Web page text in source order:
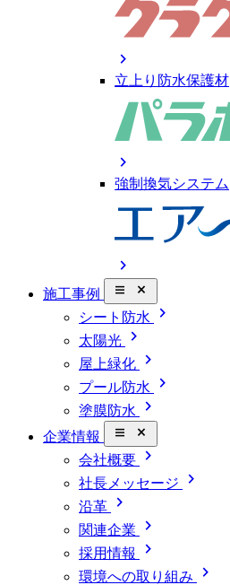
chevron_right
立上り防水保護材
chevron_right
強制換気システム
chevron_right
施工事例 close_small
シート防水 chevron_right
太陽光 chevron_right
屋上緑化 chevron_right
プール防水 chevron_right
塗膜防水 chevron_right
企業情報 close_small
会社概要 chevron_right
社長メッセージ chevron_right
沿革 chevron_right
関連企業 chevron_right
採用情報 chevron_right
環境への取り組み chevron_right